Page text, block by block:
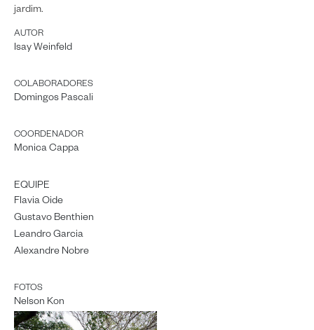
jardim.
AUTOR
Isay Weinfeld
COLABORADORES
Domingos Pascali
COORDENADOR
Monica Cappa
EQUIPE
Flavia Oide
Gustavo Benthien
Leandro Garcia
Alexandre Nobre
FOTOS
Nelson Kon